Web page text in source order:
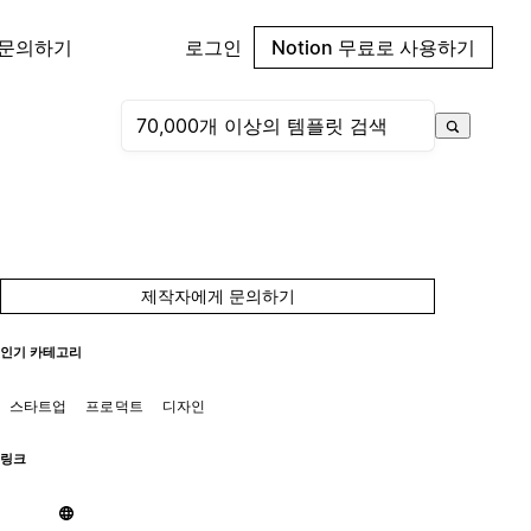
의하기 로그인 Notion 무료로 사용하기
제작자에게 문의하기
인기 카테고리
스타트업 프로덕트 디자인
링크